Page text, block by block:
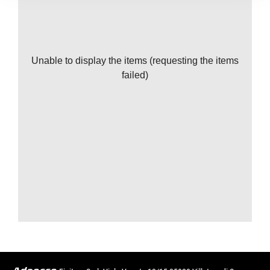
Unable to display the items (requesting the items
failed)